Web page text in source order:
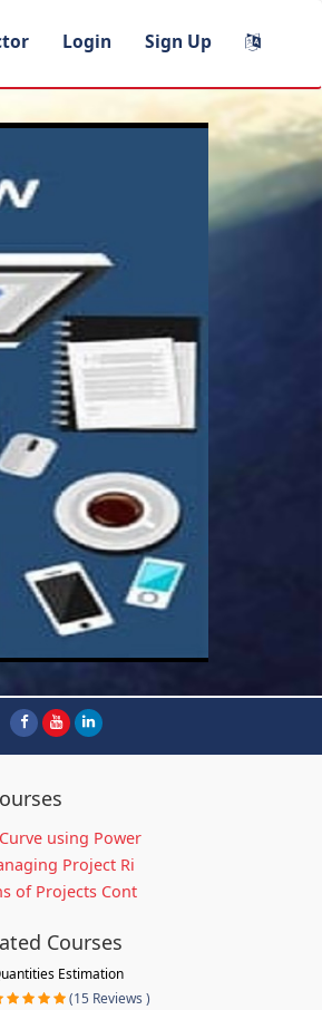
Login Sign Up
using Power
Project Ri
of Projects Cont
Courses
Estimation
(15 Reviews )